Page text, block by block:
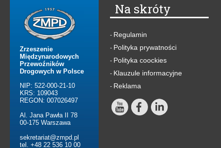
Zrzeszenie
Międzynarodowych
Przewoźników
Drogowych w Polsce
NIP: 522-000-21-10
KRS: 109043
REGON: 007026497
Al. Jana Pawła II 78
00-175 Warszawa
sekretariat@zmpd.pl
tel. +48 22 536 10 00
Na skróty
- Regulamin
- Polityka prywatności
- Polityka coockies
- Klauzule informacyjne
- Reklama